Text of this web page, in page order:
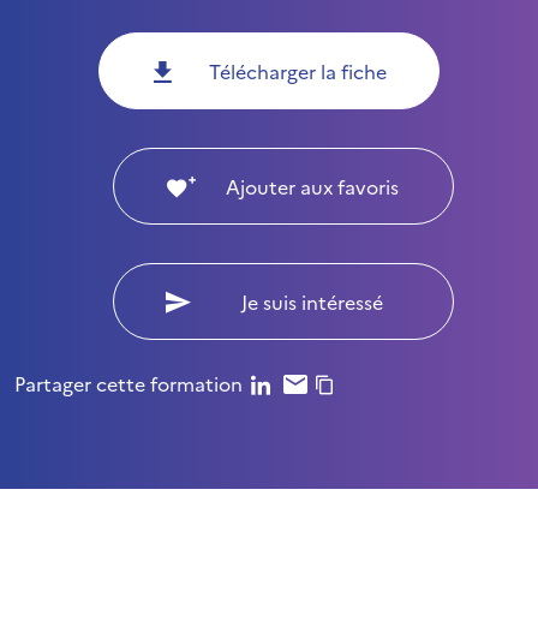
Télécharger la fiche
Ajouter aux favoris
Je suis intéressé
Partager cette formation